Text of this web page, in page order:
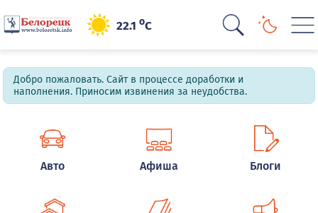
22.1oC
Добро пожаловать. Сайт в процессе доработки и
наполнения. Приносим извинения за неудобства.
Авто Афиша Блоги